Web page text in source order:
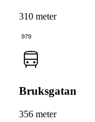
310 meter
979
Bruksgatan
356 meter